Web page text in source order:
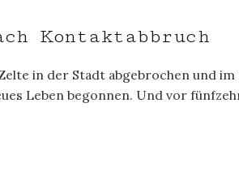
Kontaktabbruch
in der Stadt abgebrochen und
Leben begonnen. Und vor